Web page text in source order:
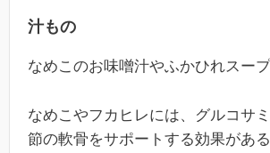
汁もの
なめこのお味噌汁やふかひれスープ
なめこやフカヒレには、グルコサ
節の軟骨をサポートする効果があ